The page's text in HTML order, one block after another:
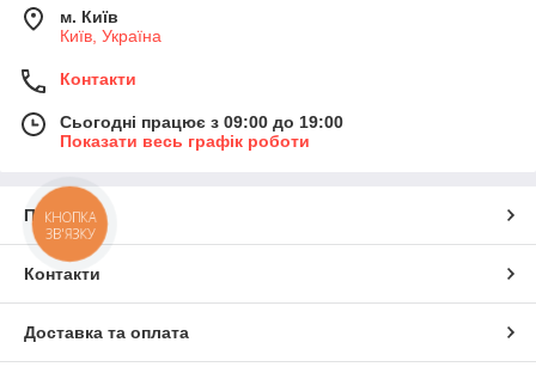
м. Київ
Київ, Україна
Контакти
Сьогодні працює з 09:00 до 19:00
Показати весь графік роботи
Про нас
Контакти
Доставка та оплата
КНОПКА
ЗВ'ЯЗКУ